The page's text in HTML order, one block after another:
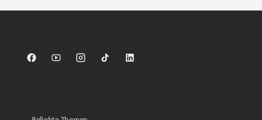
Sparkasse auf Facebook
Sparkasse auf Youtube
Sparkasse auf Instagram
Sparkasse auf TikTok
Sparkasse auf LinkedIn